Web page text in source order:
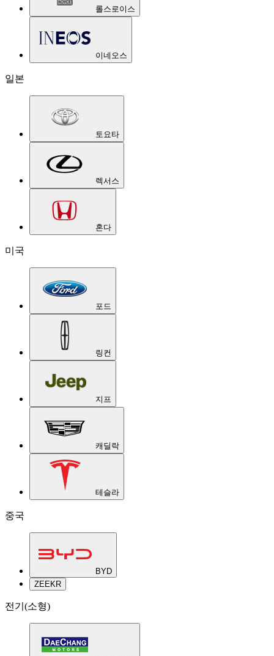
롤스로이스
이네오스
일본
토요타
렉서스
혼다
미국
포드
링컨
지프
캐딜락
테슬라
중국
BYD
ZEEKR
전기(소형)